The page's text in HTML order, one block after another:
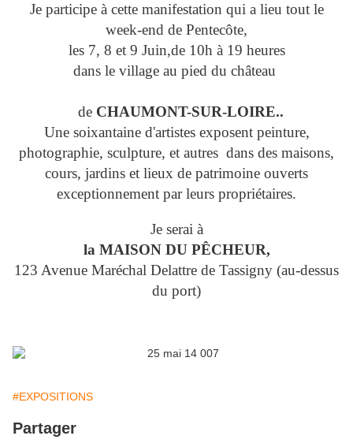
Je participe à cette manifestation qui a lieu tout le
week-end de Pentecôte,
les 7, 8 et 9 Juin,de 10h à 19 heures
dans le village au pied du château
de CHAUMONT-SUR-LOIRE..
Une soixantaine d'artistes exposent peinture,
photographie, sculpture, et autres dans des maisons,
cours, jardins et lieux de patrimoine ouverts
exceptionnement par leurs propriétaires.
Je serai à
la MAISON DU PÊCHEUR,
123 Avenue Maréchal Delattre de Tassigny (au-dessus
du port)
#EXPOSITIONS
Partager